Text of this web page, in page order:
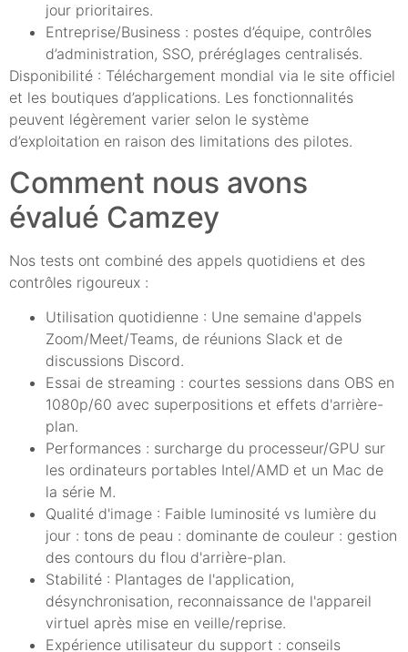
jour prioritaires.
Entreprise/Business : postes d’équipe, contrôles
d’administration, SSO, préréglages centralisés.
Disponibilité : Téléchargement mondial via le site officiel
et les boutiques d’applications. Les fonctionnalités
peuvent légèrement varier selon le système
d’exploitation en raison des limitations des pilotes.
Comment nous avons
évalué Camzey
Nos tests ont combiné des appels quotidiens et des
contrôles rigoureux :
Utilisation quotidienne : Une semaine d'appels
Zoom/Meet/Teams, de réunions Slack et de
discussions Discord.
Essai de streaming : courtes sessions dans OBS en
1080p/60 avec superpositions et effets d'arrière-
plan.
Performances : surcharge du processeur/GPU sur
les ordinateurs portables Intel/AMD et un Mac de
la série M.
Qualité d'image : Faible luminosité vs lumière du
jour : tons de peau : dominante de couleur : gestion
des contours du flou d'arrière-plan.
Stabilité : Plantages de l'application,
désynchronisation, reconnaissance de l'appareil
virtuel après mise en veille/reprise.
Expérience utilisateur du support : conseils